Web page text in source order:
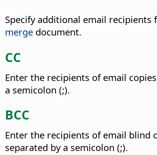
Specify additional email recipients
merge document.
CC
Enter the recipients of email
a semicolon (;).
BCC
Enter the recipients of email blind
separated by a semicolon (;).